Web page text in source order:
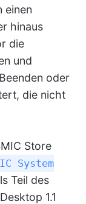
einen
hinaus
die
und
oder
die nicht
Store
System
Teil des
1.1